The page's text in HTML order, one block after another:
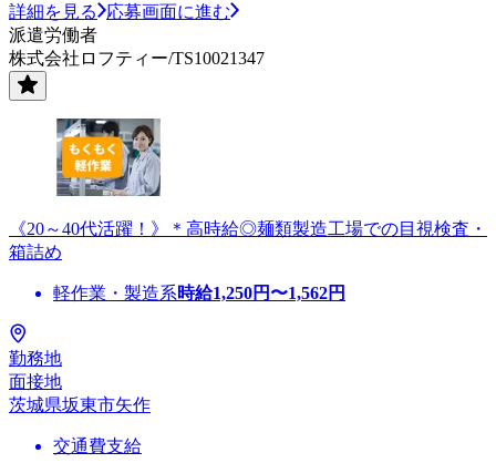
詳細を見る
応募画面に進む
派遣労働者
株式会社ロフティー/TS10021347
《20～40代活躍！》＊高時給◎麺類製造工場での目視検査・
箱詰め
軽作業・製造系時給1,250円〜1,562円
勤務地
面接地
茨城県坂東市矢作
交通費支給